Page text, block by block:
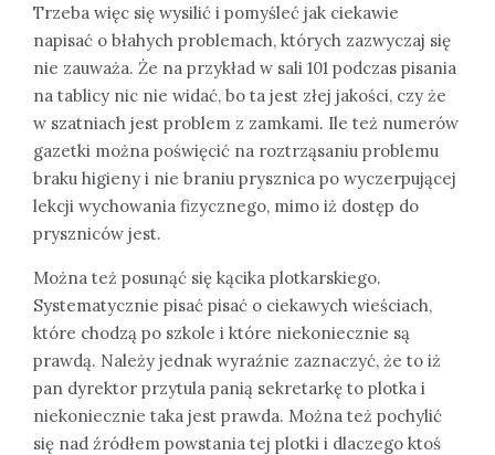
Trzeba więc się wysilić i pomyśleć jak ciekawie
napisać o błahych problemach, których zazwyczaj się
nie zauważa. Że na przykład w sali 101 podczas pisania
na tablicy nic nie widać, bo ta jest złej jakości, czy że
w szatniach jest problem z zamkami. Ile też numerów
gazetki można poświęcić na roztrząsaniu problemu
braku higieny i nie braniu prysznica po wyczerpującej
lekcji wychowania fizycznego, mimo iż dostęp do
pryszniców jest.
Można też posunąć się kącika plotkarskiego.
Systematycznie pisać pisać o ciekawych wieściach,
które chodzą po szkole i które niekoniecznie są
prawdą. Należy jednak wyraźnie zaznaczyć, że to iż
pan dyrektor przytula panią sekretarkę to plotka i
niekoniecznie taka jest prawda. Można też pochylić
się nad źródłem powstania tej plotki i dlaczego ktoś